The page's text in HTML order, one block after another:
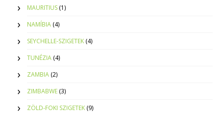
MAURITIUS (1)
NAMÍBIA (4)
SEYCHELLE-SZIGETEK (4)
TUNÉZIA (4)
ZAMBIA (2)
ZIMBABWE (3)
ZÖLD-FOKI SZIGETEK (9)